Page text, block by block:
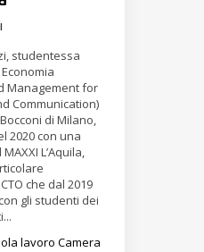
studentessa
Management for
Communication)
di Milano,
2020 con una
L’Aquila,
che dal 2019
gli studenti dei
lavoro Camera